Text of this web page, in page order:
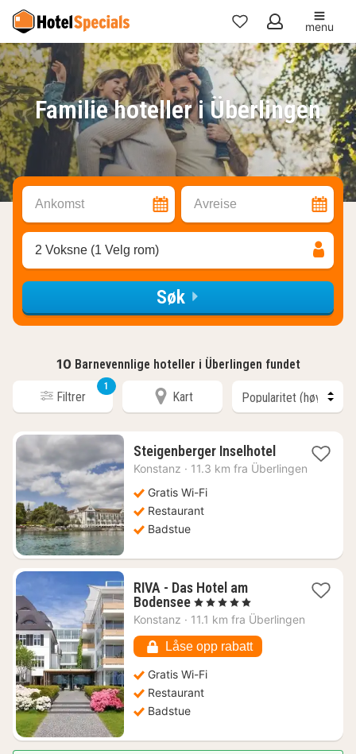
Mine
favoritter
menu
Familie hoteller i Überlingen
Ankomst Avreise
2 Voksne (1 Velg rom)
Søk
10 Barnevennlige hoteller i Überlingen fundet
Filtrer
1
Kart
Steigenberger Inselhotel1
natt
fra
Konstanz · 11.3 km fra Überlingen
Gratis Wi-Fi
Restaurant
Badstue
RIVA - Das Hotel am
Bodensee1
natt
5483
kr.
, 5 Stjerner
Konstanz · 11.1 km fra Überlingen
Låse opp rabatt
Gratis Wi-Fi
Restaurant
Badstue